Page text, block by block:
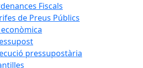
Fiscals
de Preus Públics
pressupostària